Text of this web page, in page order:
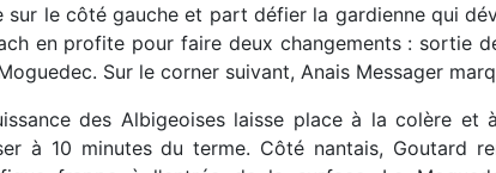
sur le côté gauche et part défier la gardienne qui
en profite pour faire deux changements : sortie
Sur le corner suivant, Anais Messager
des Albigeoises laisse place à la colère
à 10 minutes du terme. Côté nantais, Goutard